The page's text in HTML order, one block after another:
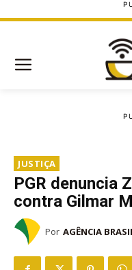
JUSTIÇA
PGR denuncia
contra Gilmar
Por AGÊNCIA